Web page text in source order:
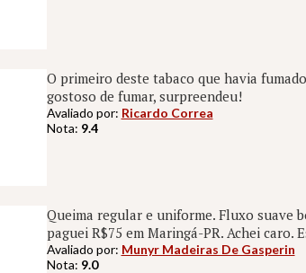
O primeiro deste tabaco que havia
gostoso de fumar, surpreendeu!
Avaliado por: Ricardo Correa
Nota: 9.4
Queima regular e uniforme. Fluxo suave
paguei R$75 em Maringá-PR. Achei
Avaliado por: Munyr Madeiras De Gasperin
Nota: 9.0